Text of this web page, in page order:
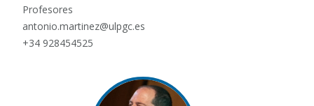
Profesores
antonio.martinez@ulpgc.es
+34 928454525